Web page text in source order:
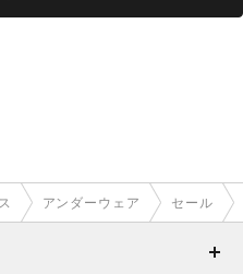
アンダーウェア セール